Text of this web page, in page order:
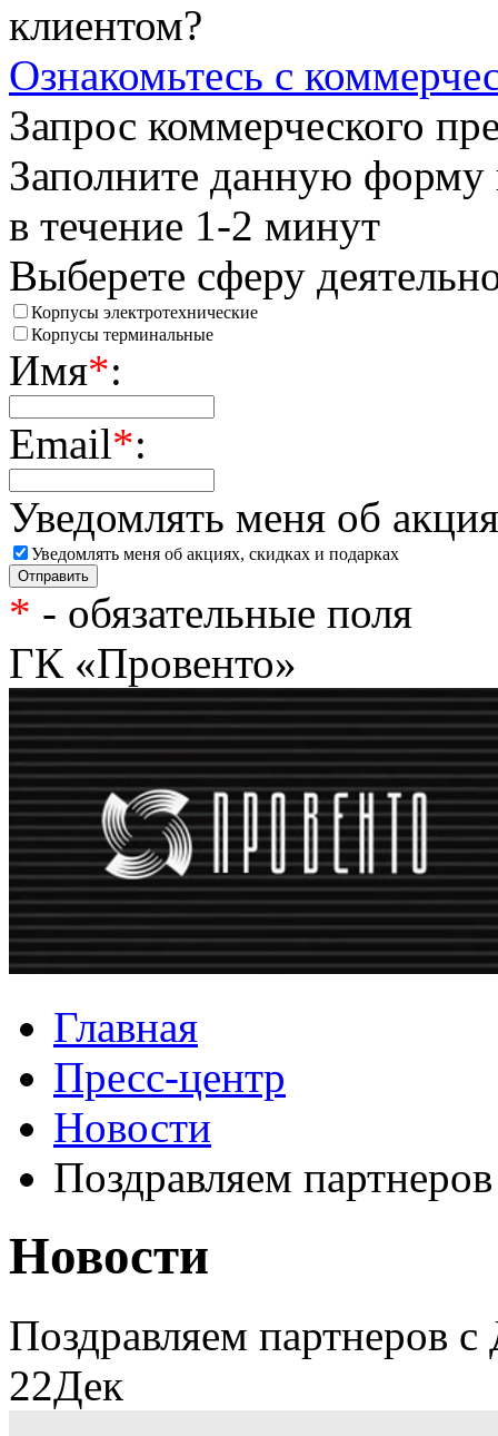
клиентом?
Ознакомьтесь с
Запрос коммерческого
Заполните данную
в течение 1-2 минут
Выберете сферу
Корпусы электротехнические
Корпусы терминальные
Имя*:
Email*:
Уведомлять меня об
Уведомлять меня об акциях, скидках и подарках
* - обязательные поля
ГК «Провенто»
Главная
Пресс-центр
Новости
Поздравляем
Новости
Поздравляем партнеров
22Дек